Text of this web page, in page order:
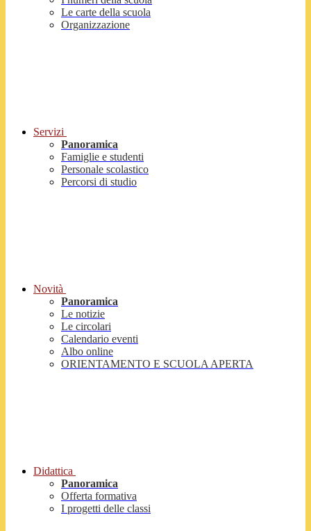
Le carte della scuola
Organizzazione
Servizi
Panoramica
Famiglie e studenti
Personale scolastico
Percorsi di studio
Novità
Panoramica
Le notizie
Le circolari
Calendario eventi
Albo online
ORIENTAMENTO E SCUOLA APERTA
Didattica
Panoramica
Offerta formativa
I progetti delle classi